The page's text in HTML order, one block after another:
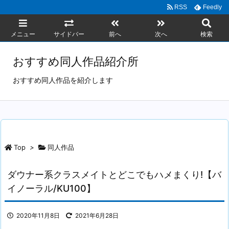
メニュー サイドバー 前へ 次へ 検索
RSS Feedly
おすすめ同人作品紹介所
おすすめ同人作品を紹介します
Top > 同人作品
ダウナー系クラスメイトとどこでもハメまくり!【バ
イノーラル/KU100】
2020年11月8日 2021年6月28日